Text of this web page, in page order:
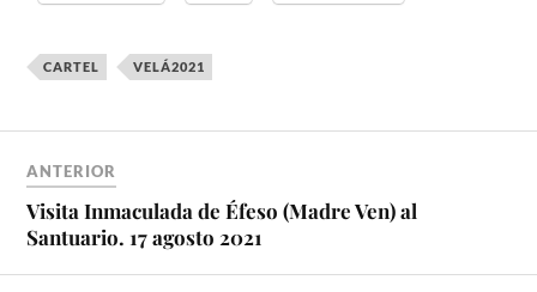
CARTEL VELÁ2021
ANTERIOR
Visita Inmaculada de Éfeso (Madre Ven) al
Santuario. 17 agosto 2021